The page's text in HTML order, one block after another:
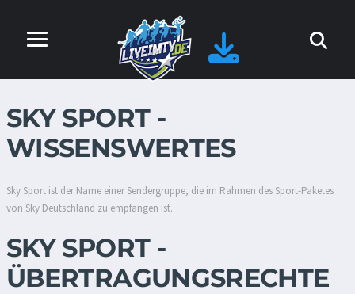
SKY SPORT -
WISSENSWERTES
Sky Sport ist der Name einer Sendergruppe, die im Rahmen des Sport-Paketes
von Sky Deutschland zu empfangen ist.
SKY SPORT -
ÜBERTRAGUNGSRECHTE